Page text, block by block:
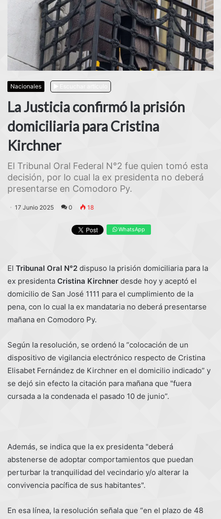
Nacionales
La Justicia confirmó la prisión
domiciliaria para Cristina
Kirchner
El Tribunal Oral Federal N°2 fue quien tomó esta
decisión, por lo cual la ex presidenta no deberá
presentarse en Comodoro Py.
17 Junio 2025 0 18
WhatsApp
El Tribunal Oral N°2 dispuso la prisión domiciliaria para la
ex presidenta Cristina Kirchner desde hoy y aceptó el
domicilio de San José 1111 para el cumplimiento de la
pena, con lo cual la ex mandataria no deberá presentarse
mañana en Comodoro Py.
Según la resolución, se ordenó la “colocación de un
dispositivo de vigilancia electrónico respecto de Cristina
Elisabet Fernández de Kirchner en el domicilio indicado” y
se dejó sin efecto la citación para mañana que "fuera
cursada a la condenada el pasado 10 de junio”.
Además, se indica que la ex presidenta "deberá
abstenerse de adoptar comportamientos que puedan
perturbar la tranquilidad del vecindario y/o alterar la
convivencia pacífica de sus habitantes".
En esa línea, la resolución señala que “en el plazo de 48